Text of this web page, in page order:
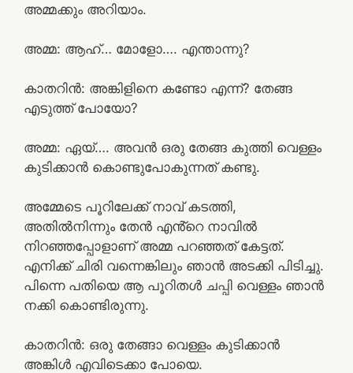
അമ്മക്കും അറിയാം.
അമ്മ: ആഹ്… മോളോ…. എന്താന്നു?
കാതറിൻ: അങ്കിളിനെ കണ്ടോ എന്ന്? തേങ്ങ
എടുത്ത് പോയോ?
അമ്മ: ഏയ്…. അവൻ ഒരു തേങ്ങ കുത്തി വെള്ളം
കുടിക്കാൻ കൊണ്ടുപോകുന്നത് കണ്ടു.
അമ്മേടെ പൂറിലേക്ക് നാവ് കടത്തി,
അതിൽനിന്നും തേൻ എൻ്റെ നാവിൽ
നിറഞ്ഞപ്പോളാണ് അമ്മ പറഞ്ഞത് കേട്ടത്.
എനിക്ക് ചിരി വന്നെങ്കിലും ഞാൻ അടക്കി പിടിച്ചു.
പിന്നെ പതിയെ ആ പൂറിതൾ ചപ്പി വെള്ളം ഞാൻ
നക്കി കൊണ്ടിരുന്നു.
കാതറിൻ: ഒരു തേങ്ങാ വെള്ളം കുടിക്കാൻ
അങ്കിൾ എവിടെക്കാ പോയെ.